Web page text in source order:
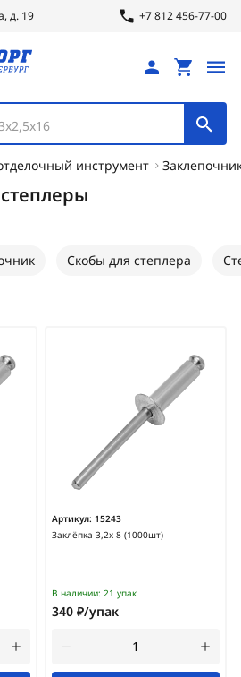
д. 19 +7 812 456-77-00
инструмент
Скобы для степлера
Артикул: 15243
Заклёпка 3,2х 8 (1000шт)
В наличии: 21 упак
340 ₽/упак